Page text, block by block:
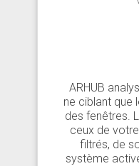
ARHUB
ne ciblant que
des fenêtres.
ceux de
filtrés, de
système